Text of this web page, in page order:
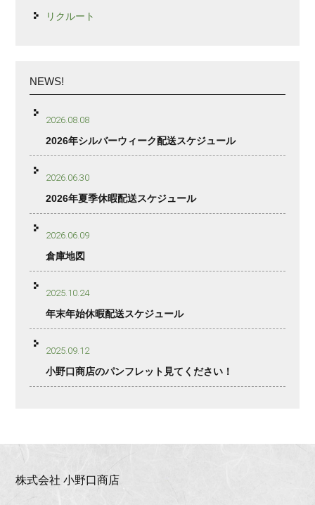
リクルート
NEWS!
2026.08.08
2026年シルバーウィーク配送スケジュール
2026.06.30
2026年夏季休暇配送スケジュール
2026.06.09
倉庫地図
2025.10.24
年末年始休暇配送スケジュール
2025.09.12
小野口商店のパンフレット見てください！
株式会社 小野口商店